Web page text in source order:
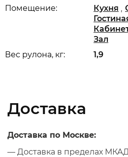
Вес рулона, кг: 1,9
Помещение: Кухня ,
Зал
Доставка
Доставка по Москве:
— Доставка в пределах